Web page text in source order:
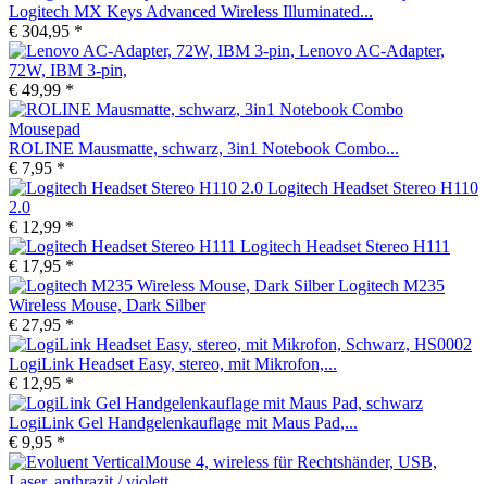
Logitech MX Keys Advanced Wireless Illuminated...
€ 304,95 *
Lenovo AC-Adapter,
72W, IBM 3-pin,
€ 49,99 *
ROLINE Mausmatte, schwarz, 3in1 Notebook Combo...
€ 7,95 *
Logitech Headset Stereo H110
2.0
€ 12,99 *
Logitech Headset Stereo H111
€ 17,95 *
Logitech M235
Wireless Mouse, Dark Silber
€ 27,95 *
LogiLink Headset Easy, stereo, mit Mikrofon,...
€ 12,95 *
LogiLink Gel Handgelenkauflage mit Maus Pad,...
€ 9,95 *